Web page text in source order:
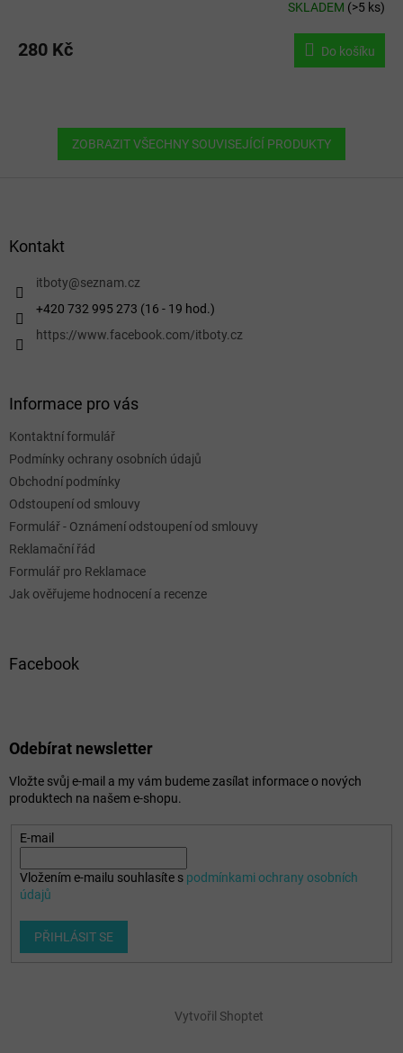
SKLADEM (>5 ks)
280 Kč Do košíku
ZOBRAZIT VŠECHNY SOUVISEJÍCÍ PRODUKTY
Kontakt
itboty@seznam.cz
+420 732 995 273 (16 - 19 hod.)
https://www.facebook.com/itboty.cz
Informace pro vás
Kontaktní formulář
Podmínky ochrany osobních údajů
Obchodní podmínky
Odstoupení od smlouvy
Formulář - Oznámení odstoupení od smlouvy
Reklamační řád
Formulář pro Reklamace
Jak ověřujeme hodnocení a recenze
Facebook
Odebírat newsletter
Vložte svůj e-mail a my vám budeme zasílat informace o nových
produktech na našem e-shopu.
E-mail
Vložením e-mailu souhlasíte s podmínkami ochrany osobních
údajů
PŘIHLÁSIT SE
Vytvořil Shoptet